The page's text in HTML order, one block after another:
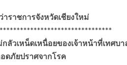
าชการจังหวัดเชียงใหม่
ลัวเหน็ดเหนื่อยของเจ้าหน้าที่เทศบ
ดภัยปราศจากโรค